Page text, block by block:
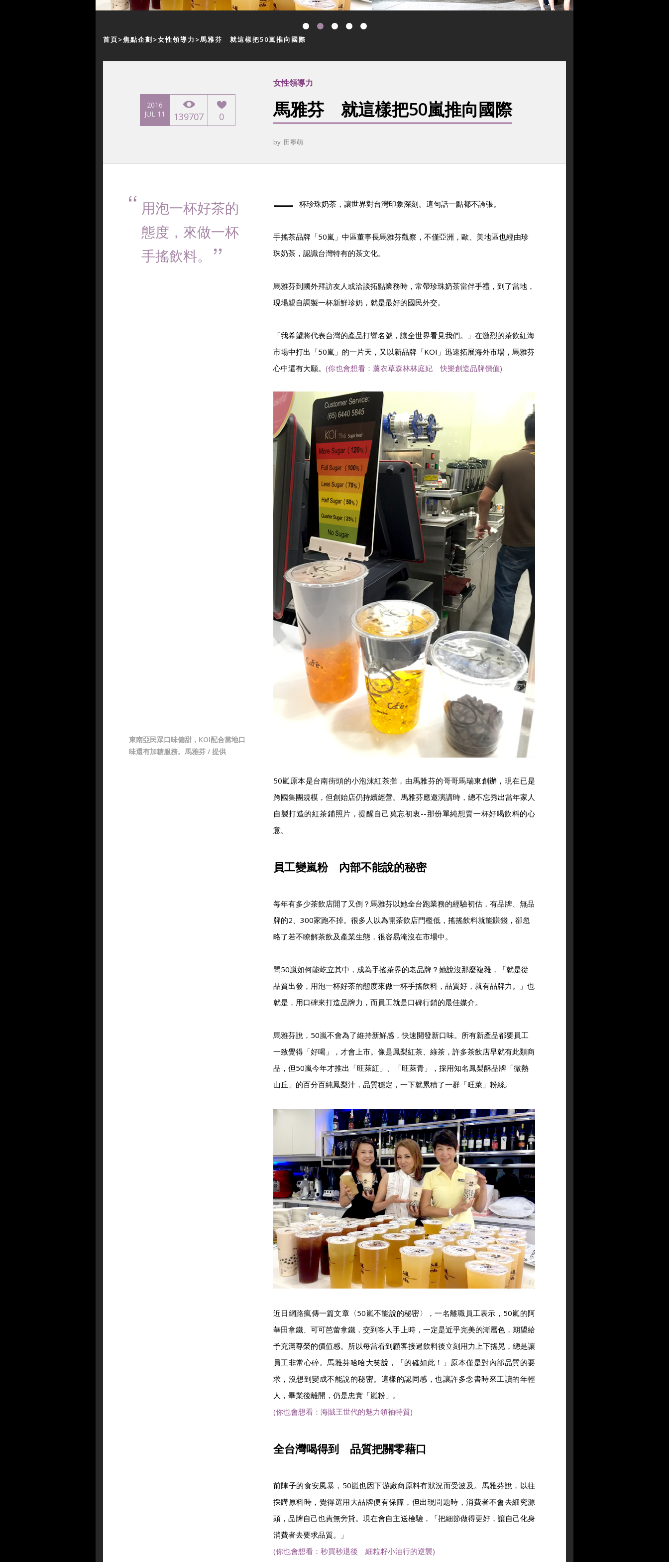
首頁 焦點企劃 女性領導力 馬雅芬 就這樣把50嵐推向國際
2016
JUL 11
139707 0
女性領導力
馬雅芬 就這樣把50嵐推向國際
by 田寧萌
用泡一杯好茶的
態度，來做一杯
手搖飲料。
一 杯珍珠奶茶，讓世界對台灣印象深刻。這句話一點都不誇張。
手搖茶品牌「50嵐」中區董事長馬雅芬觀察，不僅亞洲，歐、美地區也經由珍
珠奶茶，認識台灣特有的茶文化。
馬雅芬到國外拜訪友人或洽談拓點業務時，常帶珍珠奶茶當伴手禮，到了當地，
現場親自調製一杯新鮮珍奶，就是最好的國民外交。
「我希望將代表台灣的產品打響名號，讓全世界看見我們。」在激烈的茶飲紅海
市場中打出「50嵐」的一片天，又以新品牌「KOI」迅速拓展海外市場，馬雅芬
心中還有大願。 (你也會想看：薰衣草森林林庭妃 快樂創造品牌價值)
東南亞民眾口味偏甜，KOI配合當地口
味還有加糖服務。馬雅芬 / 提供
50嵐原本是台南街頭的小泡沫紅茶攤，由馬雅芬的哥哥馬瑞東創辦，現在已是
跨國集團規模，但創始店仍持續經營。馬雅芬應邀演講時，總不忘秀出當年家人
自製打造的紅茶鋪照片，提醒自己莫忘初衷--那份單純想賣一杯好喝飲料的心
意。
員工變嵐粉 內部不能說的秘密
每年有多少茶飲店開了又倒？馬雅芬以她全台跑業務的經驗初估，有品牌、無品
牌的2、300家跑不掉。很多人以為開茶飲店門檻低，搖搖飲料就能賺錢，卻忽
略了若不瞭解茶飲及產業生態，很容易淹沒在市場中。
問50嵐如何能屹立其中，成為手搖茶界的老品牌？她說沒那麼複雜，「就是從
品質出發，用泡一杯好茶的態度來做一杯手搖飲料，品質好，就有品牌力。」也
就是，用口碑來打造品牌力，而員工就是口碑行銷的最佳媒介。
馬雅芬說，50嵐不會為了維持新鮮感，快速開發新口味。所有新產品都要員工
一致覺得「好喝」，才會上市。像是鳳梨紅茶、綠茶，許多茶飲店早就有此類商
品，但50嵐今年才推出「旺萊紅」、「旺萊青」，採用知名鳳梨酥品牌「微熱
山丘」的百分百純鳳梨汁，品質穩定，一下就累積了一群「旺萊」粉絲。
近日網路瘋傳一篇文章〈50嵐不能說的秘密〉，一名離職員工表示，50嵐的阿
華田拿鐵、可可芭蕾拿鐵，交到客人手上時，一定是近乎完美的漸層色，期望給
予充滿尊榮的價值感。所以每當看到顧客接過飲料後立刻用力上下搖晃，總是讓
員工非常心碎。馬雅芬哈哈大笑說，「的確如此！」原本僅是對內部品質的要
求，沒想到變成不能說的秘密。這樣的認同感，也讓許多念書時來工讀的年輕
人，畢業後離開，仍是忠實「嵐粉」。
(你也會想看：海賊王世代的魅力領袖特質)
全台灣喝得到 品質把關零藉口
前陣子的食安風暴，50嵐也因下游廠商原料有狀況而受波及。馬雅芬說，以往
採購原料時，覺得選用大品牌便有保障，但出現問題時，消費者不會去細究源
頭，品牌自己也責無旁貸。現在會自主送檢驗，「把細節做得更好，讓自己化身
消費者去要求品質。」
(你也會想看：秒買秒退後 細粒籽小油行的逆襲)